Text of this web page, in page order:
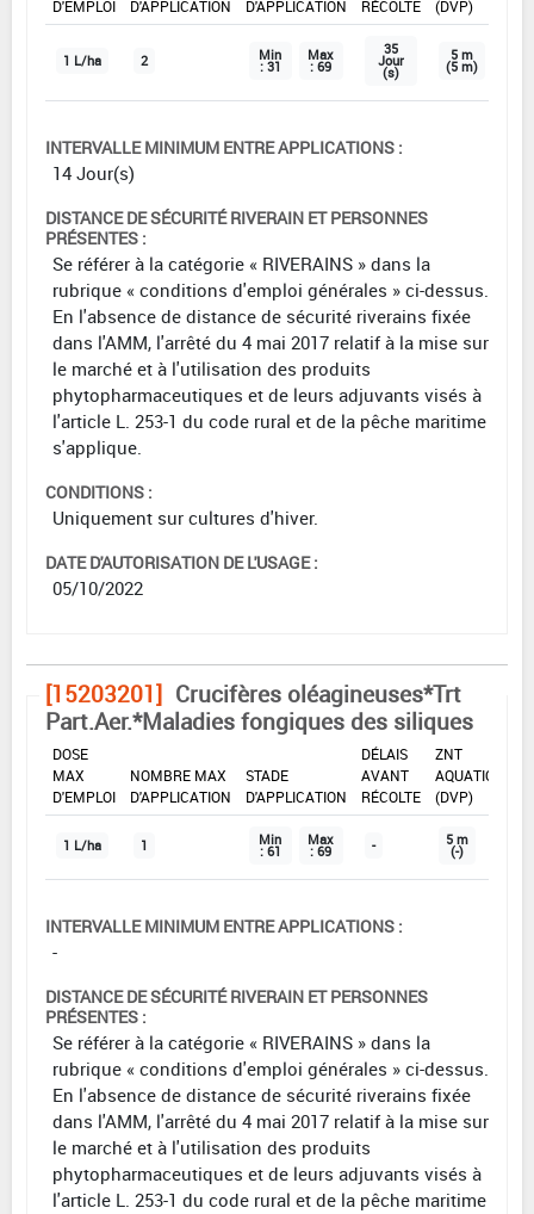
D'EMPLOI D'APPLICATION D'APPLICATION RÉCOLTE (DVP)
1 L/ha 2 Min
: 31
Max
: 69
35
Jour
(s)
5 m
(5 m)
INTERVALLE MINIMUM ENTRE APPLICATIONS :
14 Jour(s)
DISTANCE DE SÉCURITÉ RIVERAIN ET PERSONNES
PRÉSENTES :
Se référer à la catégorie « RIVERAINS » dans la
rubrique « conditions d'emploi générales » ci-dessus.
En l'absence de distance de sécurité riverains fixée
dans l'AMM, l'arrêté du 4 mai 2017 relatif à la mise sur
le marché et à l'utilisation des produits
phytopharmaceutiques et de leurs adjuvants visés à
l'article L. 253-1 du code rural et de la pêche maritime
s'applique.
CONDITIONS :
Uniquement sur cultures d'hiver.
DATE D'AUTORISATION DE L'USAGE :
05/10/2022
[15203201] Crucifères oléagineuses*Trt
Part.Aer.*Maladies fongiques des siliques
DOSE
MAX
D'EMPLOI
NOMBRE MAX
D'APPLICATION
STADE
D'APPLICATION
DÉLAIS
AVANT
RÉCOLTE
ZNT
AQUATIQUE
(DVP)
1 L/ha 1 Min
: 61
Max
: 69 - 5 m
(-)
INTERVALLE MINIMUM ENTRE APPLICATIONS :
-
DISTANCE DE SÉCURITÉ RIVERAIN ET PERSONNES
PRÉSENTES :
Se référer à la catégorie « RIVERAINS » dans la
rubrique « conditions d'emploi générales » ci-dessus.
En l'absence de distance de sécurité riverains fixée
dans l'AMM, l'arrêté du 4 mai 2017 relatif à la mise sur
le marché et à l'utilisation des produits
phytopharmaceutiques et de leurs adjuvants visés à
l'article L. 253-1 du code rural et de la pêche maritime